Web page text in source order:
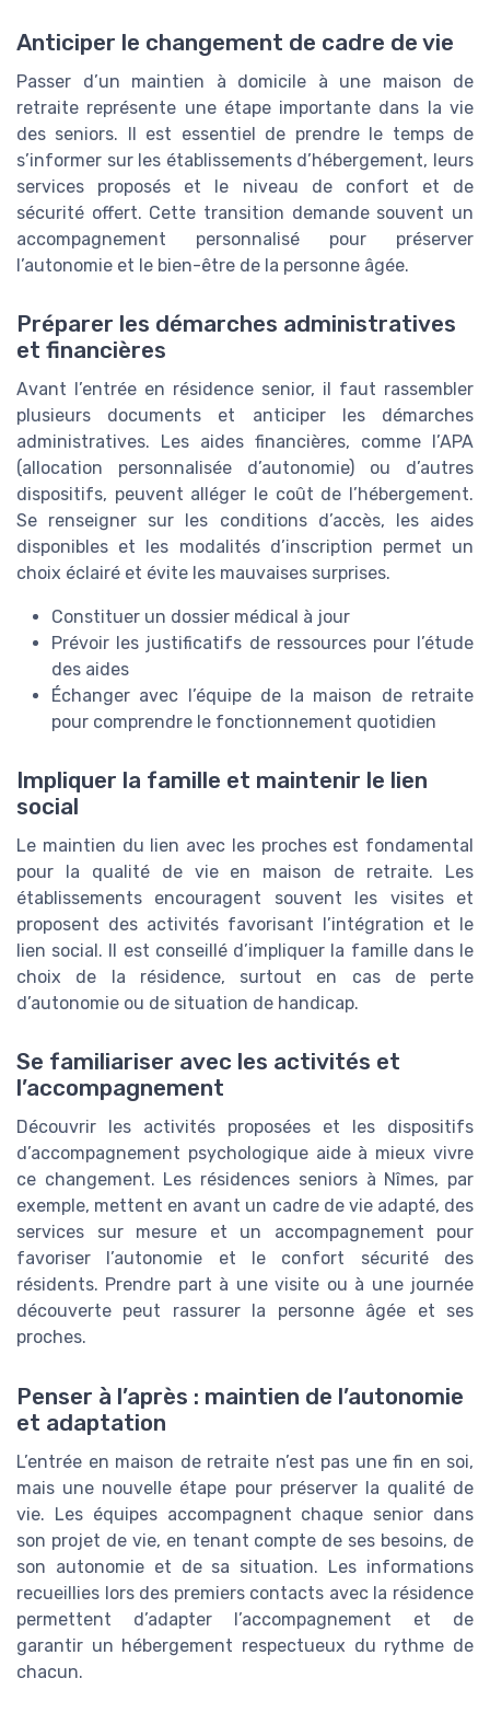
Anticiper le changement de cadre de vie
Passer d’un maintien à domicile à une maison de
retraite représente une étape importante dans la vie
des seniors. Il est essentiel de prendre le temps de
s’informer sur les établissements d’hébergement, leurs
services proposés et le niveau de confort et de
sécurité offert. Cette transition demande souvent un
accompagnement personnalisé pour préserver
l’autonomie et le bien-être de la personne âgée.
Préparer les démarches administratives
et financières
Avant l’entrée en résidence senior, il faut rassembler
plusieurs documents et anticiper les démarches
administratives. Les aides financières, comme l’APA
(allocation personnalisée d’autonomie) ou d’autres
dispositifs, peuvent alléger le coût de l’hébergement.
Se renseigner sur les conditions d’accès, les aides
disponibles et les modalités d’inscription permet un
choix éclairé et évite les mauvaises surprises.
Constituer un dossier médical à jour
Prévoir les justificatifs de ressources pour l’étude
des aides
Échanger avec l’équipe de la maison de retraite
pour comprendre le fonctionnement quotidien
Impliquer la famille et maintenir le lien
social
Le maintien du lien avec les proches est fondamental
pour la qualité de vie en maison de retraite. Les
établissements encouragent souvent les visites et
proposent des activités favorisant l’intégration et le
lien social. Il est conseillé d’impliquer la famille dans le
choix de la résidence, surtout en cas de perte
d’autonomie ou de situation de handicap.
Se familiariser avec les activités et
l’accompagnement
Découvrir les activités proposées et les dispositifs
d’accompagnement psychologique aide à mieux vivre
ce changement. Les résidences seniors à Nîmes, par
exemple, mettent en avant un cadre de vie adapté, des
services sur mesure et un accompagnement pour
favoriser l’autonomie et le confort sécurité des
résidents. Prendre part à une visite ou à une journée
découverte peut rassurer la personne âgée et ses
proches.
Penser à l’après : maintien de l’autonomie
et adaptation
L’entrée en maison de retraite n’est pas une fin en soi,
mais une nouvelle étape pour préserver la qualité de
vie. Les équipes accompagnent chaque senior dans
son projet de vie, en tenant compte de ses besoins, de
son autonomie et de sa situation. Les informations
recueillies lors des premiers contacts avec la résidence
permettent d’adapter l’accompagnement et de
garantir un hébergement respectueux du rythme de
chacun.